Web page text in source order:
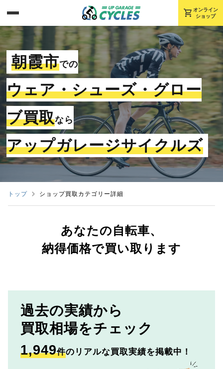
shopping_cart オンライン
ショップ
朝霞市での
ウェア・シューズ・グロー
ブ買取なら
アップガレージサイクルズ
トップ ショップ買取カテゴリー詳細
あなたの自転車、
納得価格で買い取ります
過去の実績から
買取相場をチェック
1,949件のリアルな買取実績を掲載中！